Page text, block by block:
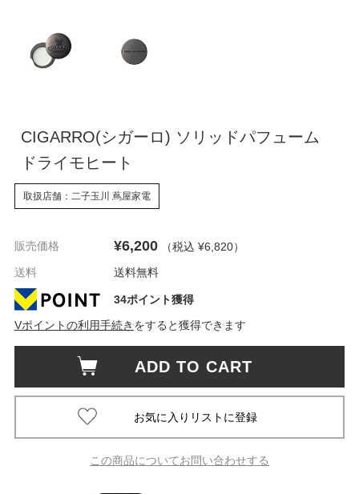
CIGARRO(シガーロ) ソリッドパフューム
ドライモヒート
取扱店舗：二子玉川 蔦屋家電
販売価格 ¥6,200 （税込 ¥6,820）
送料
送料無料
34ポイント獲得
Vポイントの利用手続き をすると獲得できます
ADD TO CART
この商品についてお問い合わせする